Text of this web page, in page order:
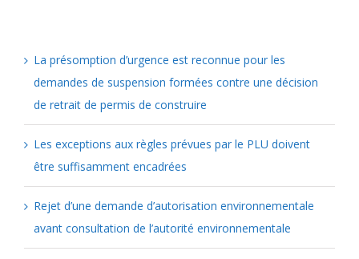
La présomption d’urgence est reconnue pour les
demandes de suspension formées contre une décision
de retrait de permis de construire
Les exceptions aux règles prévues par le PLU doivent
être suffisamment encadrées
Rejet d’une demande d’autorisation environnementale
avant consultation de l’autorité environnementale